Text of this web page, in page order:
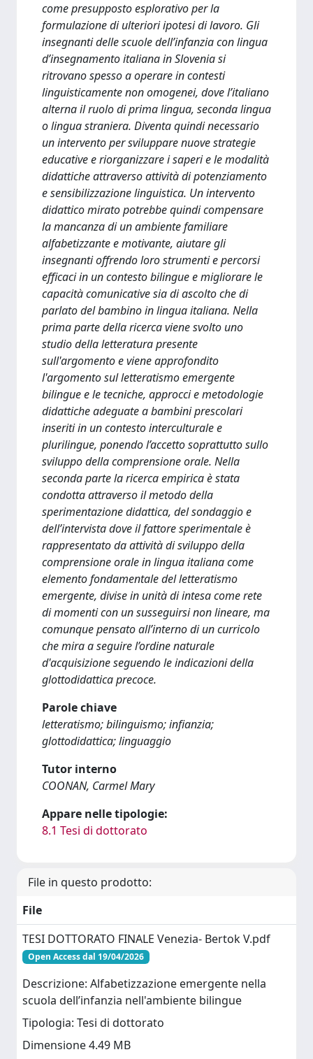
come presupposto esplorativo per la
formulazione di ulteriori ipotesi di lavoro. Gli
insegnanti delle scuole dell’infanzia con lingua
d’insegnamento italiana in Slovenia si
ritrovano spesso a operare in contesti
linguisticamente non omogenei, dove l’italiano
alterna il ruolo di prima lingua, seconda lingua
o lingua straniera. Diventa quindi necessario
un intervento per sviluppare nuove strategie
educative e riorganizzare i saperi e le modalità
didattiche attraverso attività di potenziamento
e sensibilizzazione linguistica. Un intervento
didattico mirato potrebbe quindi compensare
la mancanza di un ambiente familiare
alfabetizzante e motivante, aiutare gli
insegnanti offrendo loro strumenti e percorsi
efficaci in un contesto bilingue e migliorare le
capacità comunicative sia di ascolto che di
parlato del bambino in lingua italiana. Nella
prima parte della ricerca viene svolto uno
studio della letteratura presente
sull'argomento e viene approfondito
l'argomento sul letteratismo emergente
bilingue e le tecniche, approcci e metodologie
didattiche adeguate a bambini prescolari
inseriti in un contesto interculturale e
plurilingue, ponendo l’accetto soprattutto sullo
sviluppo della comprensione orale. Nella
seconda parte la ricerca empirica è stata
condotta attraverso il metodo della
sperimentazione didattica, del sondaggio e
dell’intervista dove il fattore sperimentale è
rappresentato da attività di sviluppo della
comprensione orale in lingua italiana come
elemento fondamentale del letteratismo
emergente, divise in unità di intesa come rete
di momenti con un susseguirsi non lineare, ma
comunque pensato all’interno di un curricolo
che mira a seguire l’ordine naturale
d'acquisizione seguendo le indicazioni della
glottodidattica precoce.
Parole chiave
letteratismo; bilinguismo; infianzia;
glottodidattica; linguaggio
Tutor interno
COONAN, Carmel Mary
Appare nelle tipologie:
8.1 Tesi di dottorato
File in questo prodotto:
File
TESI DOTTORATO FINALE Venezia- Bertok V.pdf
Open Access dal 19/04/2026
Descrizione: Alfabetizzazione emergente nella
scuola dell’infanzia nell'ambiente bilingue
Tipologia: Tesi di dottorato
Dimensione 4.49 MB